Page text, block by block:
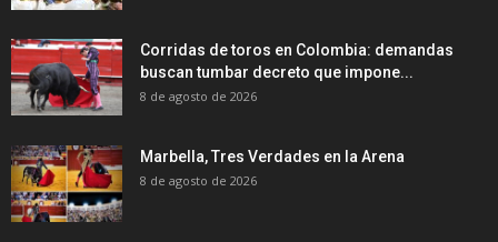
Corridas de toros en Colombia: demandas
buscan tumbar decreto que impone...
8 de agosto de 2026
Marbella, Tres Verdades en la Arena
8 de agosto de 2026